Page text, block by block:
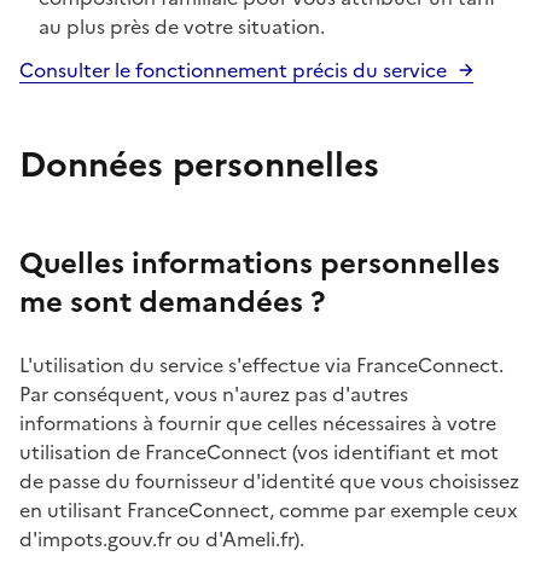
au plus près de votre situation.
Consulter le fonctionnement précis du service
Données personnelles
Quelles informations personnelles
me sont demandées ?
L'utilisation du service s'effectue via FranceConnect.
Par conséquent, vous n'aurez pas d'autres
informations à fournir que celles nécessaires à votre
utilisation de FranceConnect (vos identifiant et mot
de passe du fournisseur d'identité que vous choisissez
en utilisant FranceConnect, comme par exemple ceux
d'impots.gouv.fr ou d'Ameli.fr).